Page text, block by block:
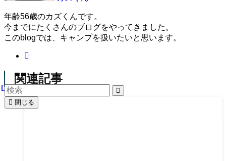
年齢56歳のカズくんです。
今までにたくさんのブログをやってきました。
このblogでは、キャンプを扱いたいと思います。
関連記事
閉じる